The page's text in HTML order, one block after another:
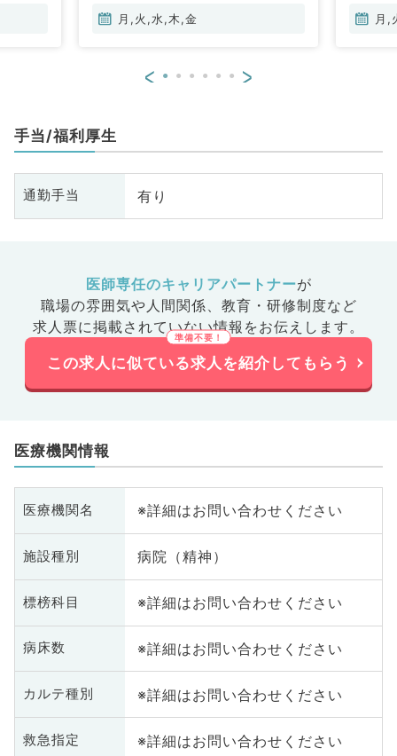
月,火,水,木,金 月,
< >
手当/福利厚生
通勤手当 有り
医師専任のキャリアパートナーが
職場の雰囲気や人間関係、 教育・研修制度など
求人票に掲載されていない情報をお伝えします。
この求人に似ている求人を紹介してもらう
医療機関情報
医療機関名 ※詳細はお問い合わせください
施設種別 病院（精神）
標榜科目 ※詳細はお問い合わせください
病床数 ※詳細はお問い合わせください
カルテ種別 ※詳細はお問い合わせください
救急指定 ※詳細はお問い合わせください